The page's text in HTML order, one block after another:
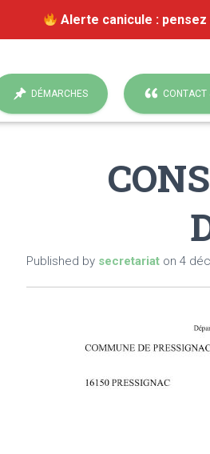
Alerte canicule :
DÉMARCHES CONTACT
Published by secretariat on 4